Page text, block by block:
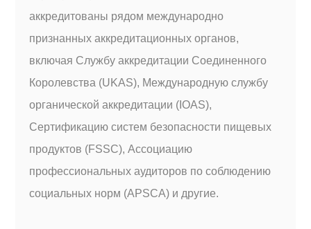
аккредитованы рядом международно
признанных аккредитационных органов,
включая Службу аккредитации Соединенного
Королевства (UKAS), Международную службу
органической аккредитации (IOAS),
Сертификацию систем безопасности пищевых
продуктов (FSSC), Ассоциацию
профессиональных аудиторов по соблюдению
социальных норм (APSCA) и другие.